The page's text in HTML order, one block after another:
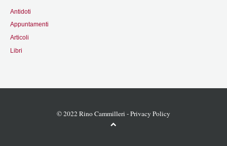
Antidoti
Appuntamenti
Articoli
Libri
© 2022 Rino Cammilleri -Privacy Policy